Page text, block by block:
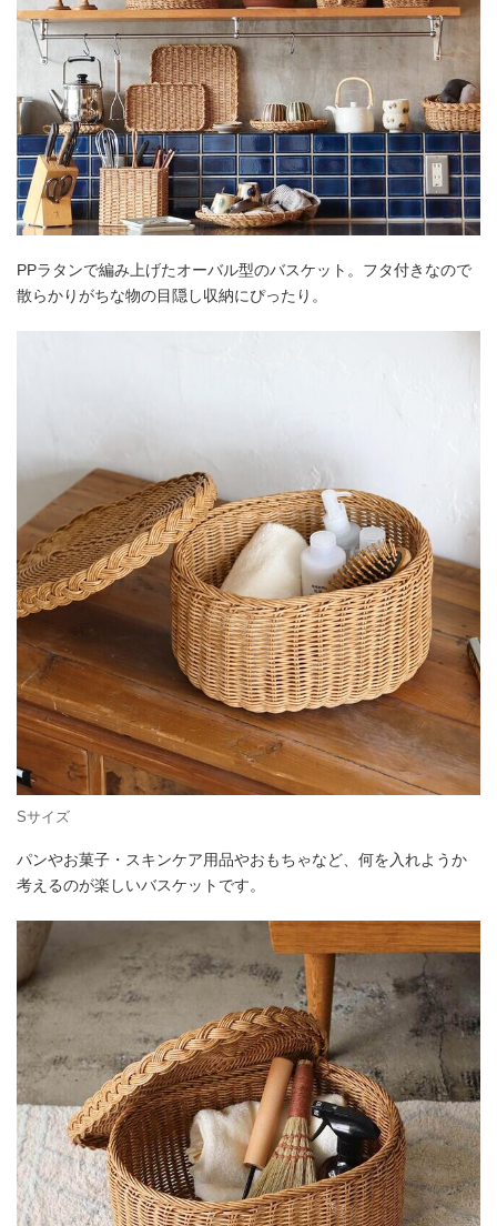
PPラタンで編み上げたオーバル型のバスケット。フタ付きなので
散らかりがちな物の目隠し収納にぴったり。
Sサイズ
パンやお菓子・スキンケア用品やおもちゃなど、何を入れようか
考えるのが楽しいバスケットです。